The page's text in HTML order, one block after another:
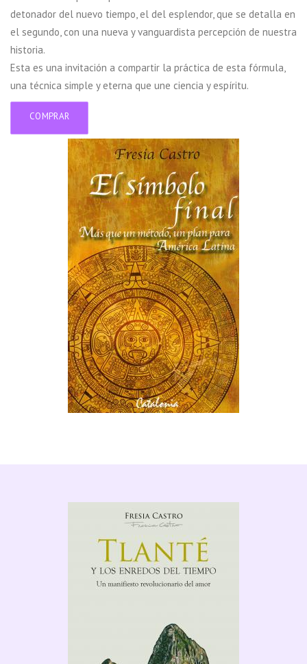
detonador del nuevo tiempo, el del esplendor, que se detalla en
el segundo, con una nueva y vanguardista percepción de nuestra
historia.
Esta es una invitación a compartir la práctica de esta fórmula,
una técnica simple y eterna que une ciencia y espíritu.
COMPRAR